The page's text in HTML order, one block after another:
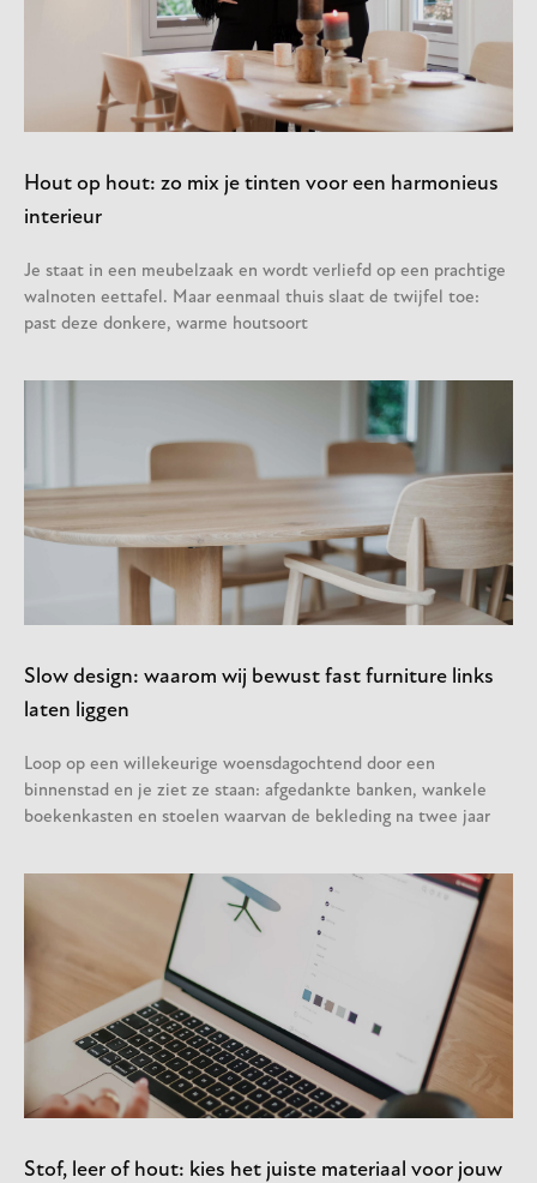
Hout op hout: zo mix je tinten voor een harmonieus
interieur
Je staat in een meubelzaak en wordt verliefd op een prachtige
walnoten eettafel. Maar eenmaal thuis slaat de twijfel toe:
past deze donkere, warme houtsoort
Slow design: waarom wij bewust fast furniture links
laten liggen
Loop op een willekeurige woensdagochtend door een
binnenstad en je ziet ze staan: afgedankte banken, wankele
boekenkasten en stoelen waarvan de bekleding na twee jaar
Stof, leer of hout: kies het juiste materiaal voor jouw